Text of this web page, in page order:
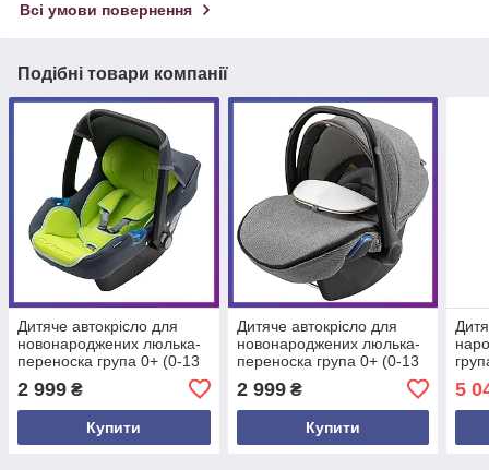
Всі умови повернення
Подібні товари компанії
Дитяче автокрісло для
новонароджених люлька-
переноска група 0+ (0-13
2 999 ₴
Купити
Дитяче автокрісло для
новонароджених люлька-
переноска група 0+ (0-13
2 999₴
Купити
5